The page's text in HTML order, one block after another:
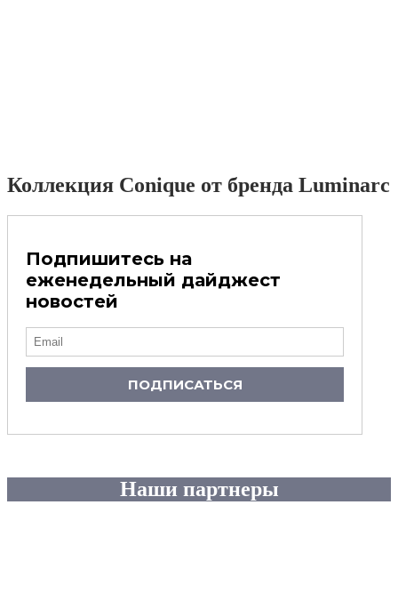
Коллекция Conique от бренда Luminarc
Подпишитесь на
еженедельный дайджест
новостей
ПОДПИСАТЬСЯ
Наши партнеры